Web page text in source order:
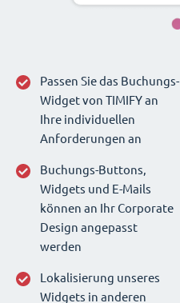
Passen Sie das Buchungs-
Widget von TIMIFY an
Ihre individuellen
Anforderungen an
Buchungs-Buttons,
Widgets und E-Mails
können an Ihr Corporate
Design angepasst
werden
Lokalisierung unseres
Widgets in anderen